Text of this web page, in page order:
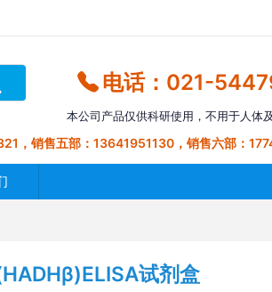
电话：021-
本公司产品仅供科研使用，不用于人体
，销售五部：13641951130，销售六部：
试剂盒